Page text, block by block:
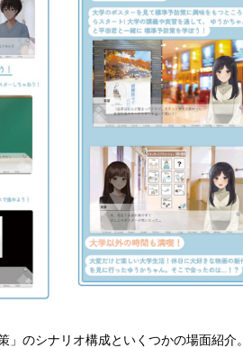
」のシナリオ構成といくつかの場面紹介。